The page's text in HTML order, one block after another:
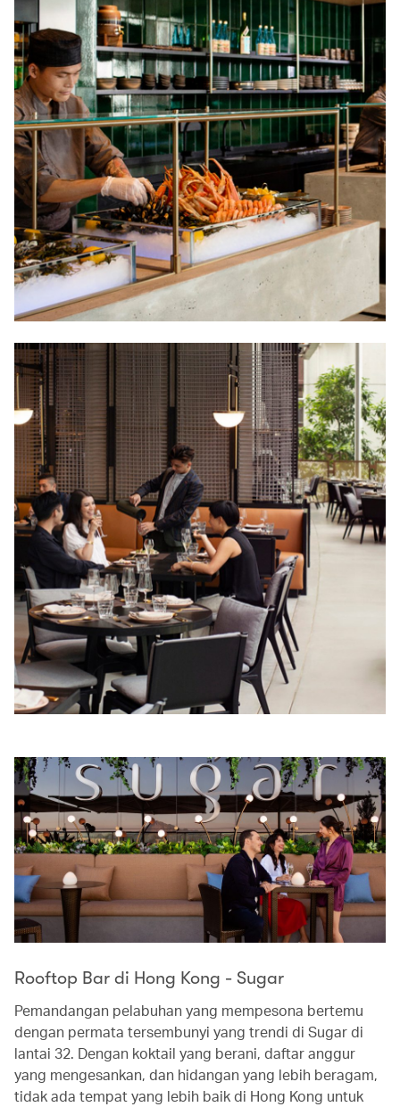
Rooftop Bar di Hong Kong - Sugar
Pemandangan pelabuhan yang mempesona bertemu
dengan permata tersembunyi yang trendi di Sugar di
lantai 32. Dengan koktail yang berani, daftar anggur
yang mengesankan, dan hidangan yang lebih beragam,
tidak ada tempat yang lebih baik di Hong Kong untuk